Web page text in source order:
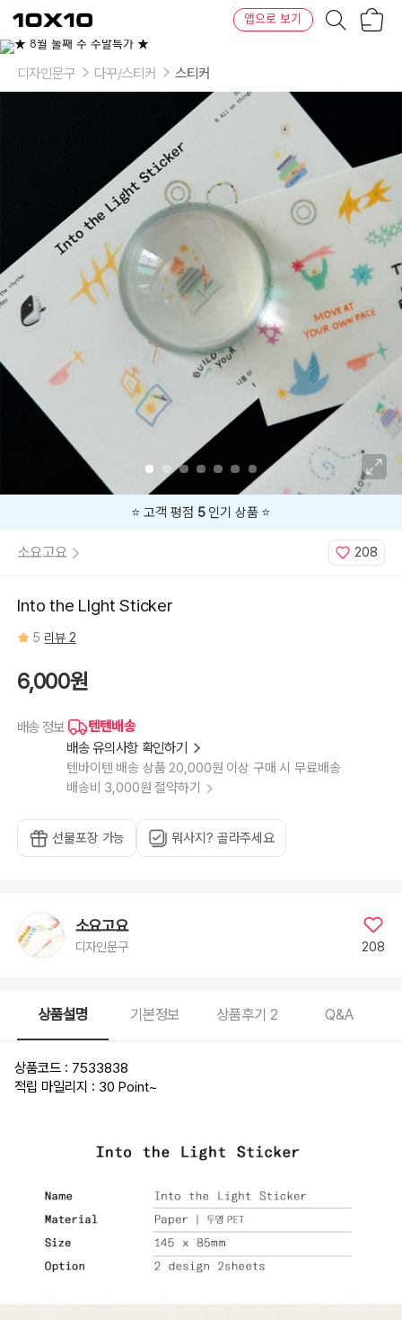
텐
바
텐
앱으로 보기
디자인문구 다꾸/스티커 스티커
⭐️ 고객 평점 5인기 상품 ⭐️
소요고요 208
Into the LIght Sticker
5 리뷰 2
6,000원
배송 정보
텐텐배송
배송 유의사항 확인하기
텐바이텐 배송 상품 20,000원 이상 구매 시 무료배송
배송비 3,000원 절약하기
선물포장 가능 뭐사지? 골라주세요
소요고요
디자인문구 208
상품설명 기본정보 상품후기 2 Q&A
상품코드 : 7533838
적립 마일리지 : 30 Point~